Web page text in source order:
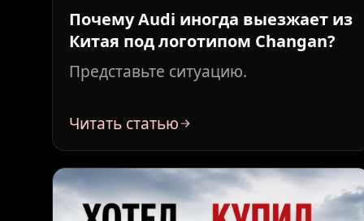
Почему Audi иногда выезжает из
Китая под логотипом Changan?
Представьте ситуацию.
Читать статью